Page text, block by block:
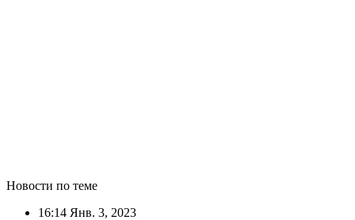
Новости по теме
16:14 Янв. 3, 2023